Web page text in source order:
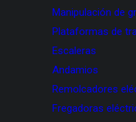
Manipulación de
Plataformas de
Escaleras
Andamios
Remolcadores
Fregadoras